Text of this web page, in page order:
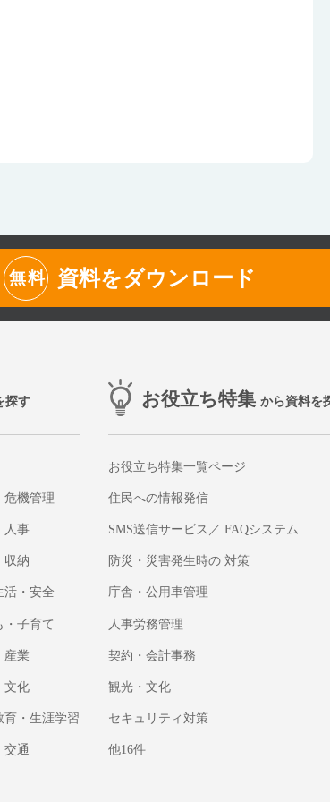
無料 資料をダウンロード
探す
危機管理
人事
収納
活・安全
・子育て
産業
文化
育・生涯学習
交通
お役立ち特集 から資料を
お役立ち特集一覧ページ
住民への情報発信
SMS送信サービス／ FAQシステム
防災・災害発生時の 対策
庁舎・公用車管理
人事労務管理
契約・会計事務
観光・文化
セキュリティ対策
他16件